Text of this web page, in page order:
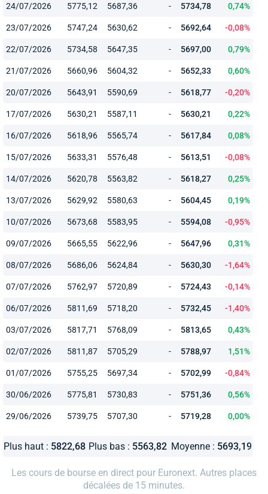
24/07/2026 5775,12 5687,36 - 5734,78 0,74%
23/07/2026 5747,24 5630,62 - 5692,64 -0,08%
22/07/2026 5734,58 5647,35 - 5697,00 0,79%
21/07/2026 5660,96 5604,32 - 5652,33 0,60%
20/07/2026 5643,91 5590,69 - 5618,77 -0,20%
17/07/2026 5630,21 5587,11 - 5630,21 0,22%
16/07/2026 5618,96 5565,74 - 5617,84 0,08%
15/07/2026 5633,31 5576,48 - 5613,51 -0,08%
14/07/2026 5620,78 5563,82 - 5618,27 0,25%
13/07/2026 5629,92 5580,63 - 5604,45 0,19%
10/07/2026 5673,68 5583,95 - 5594,08 -0,95%
09/07/2026 5665,55 5622,96 - 5647,96 0,31%
08/07/2026 5686,06 5624,84 - 5630,30 -1,64%
07/07/2026 5762,97 5720,89 - 5724,43 -0,14%
06/07/2026 5811,69 5718,20 - 5732,45 -1,40%
03/07/2026 5817,71 5768,09 - 5813,65 0,43%
02/07/2026 5811,87 5705,29 - 5788,97 1,51%
01/07/2026 5755,25 5697,34 - 5702,99 -0,84%
30/06/2026 5775,81 5730,83 - 5751,36 0,56%
29/06/2026 5739,75 5707,30 - 5719,28 0,00%
Plus haut : 5822,68 Plus bas : 5563,82 Moyenne : 5693,19
Les cours de bourse en direct pour Euronext. Autres places
décalées de 15 minutes.